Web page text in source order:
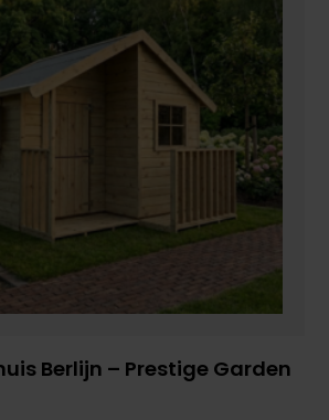
Berlijn – Prestige Garden